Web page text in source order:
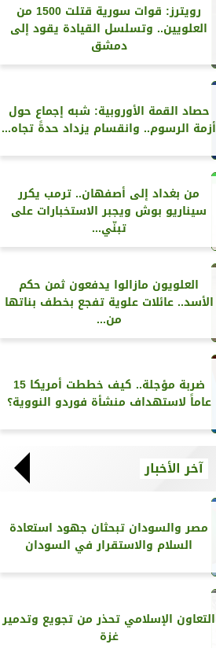
رويترز‏: قوات سورية قتلت 1500 من
العلويين.. وتسلسل القيادة يقود إلى
دمشق
حصاد القمة الأوروبية: شبه إجماع حول
أزمة الرسوم.. وانقسام يزداد حدةً تجاه...
من بغداد إلى أصفهان.. ترمب يكرر
سيناريو بوش ويجبر الاستخبارات على
تبنّي...
العلويون مازالوا يدفعون ثمن حكم
الأسد.. عائلات علوية تفجع بخطف بناتها
من...
ضربة مؤجلة.. كيف خططت أمريكا 15
عاماً لاستهداف منشأة فوردو النووية؟
آخر الأخبار
مصر والسودان تبحثان جهود استعادة
السلام والاستقرار في السودان
التعاون الإسلامي تحذر من تجويع وتدمير
غزة